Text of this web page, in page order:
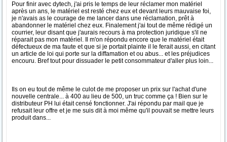
Pour finir avec dytech, j'ai pris le temps de leur réclamer mon matériel
après un ans, le matériel est resté chez eux et devant leurs mauvaise foi,
je n'avais as le courage de me lancer dans une réclamation, prêt à
abandonner le matériel chez eux. Finalement j'ai tout de même rédigé un
courrier, leur disant que j'aurais recours à ma protection juridique s'il ne
réparait pas mon matériel. Il m'on répondu encore que le matériel était
défectueux de ma faute et que si je portait plainte il le ferait aussi, en citant
un article de loi qui porte sur la diffamation et ou abus... et les préjudices
encouru. Bref tout pour dissuader le petit consommateur d'aller plus loin...
Ils on eu tout de même le culot de me proposer un prix sur l'achat d'une
nouvelle centrale... à 400 au lieu de 500, un truc comme ça ! Bien sur le
distributeur PH lui était censé fonctionner. J'ai répondu par mail que je
refusait leur offre et je me suis dit à moi même qu'il pouvait se mettre leurs
produit dans...